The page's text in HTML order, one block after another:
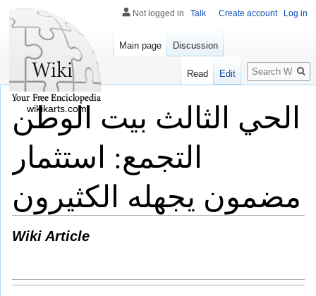
الحي الثالث بيت الوطن
التجمع: استثمار
مضمون يجهله الكثيرون
Wiki Article
Not logged in Talk Create account Log in
Main page Discussion
Read Edit
Search
wikikarts.com